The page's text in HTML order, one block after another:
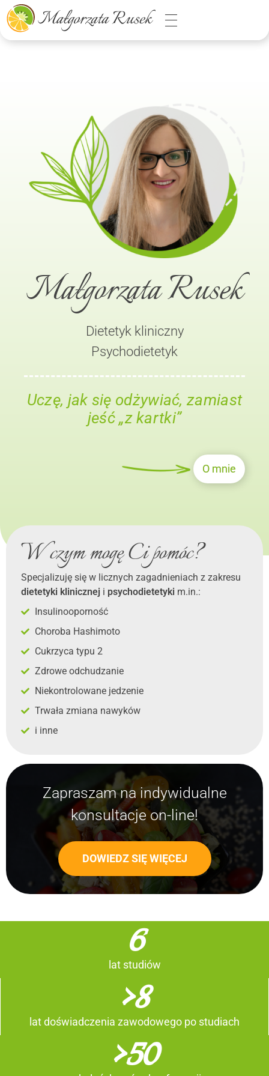
Małgorzata Rusek - dietetyk z pasją
Dietetyka kliniczna & Psychodietetyka
Małgorzata Rusek
Dietetyk kliniczny
Psychodietetyk
Uczę, jak się odżywiać, zamiast
jeść „z kartki”
O mnie
W czym mogę Ci pomóc?
Specjalizuję się w licznych zagadnieniach z zakresu
dietetyki klinicznej i psychodietetyki m.in.:
Insulinooporność
Choroba Hashimoto
Cukrzyca typu 2
Zdrowe odchudzanie
Niekontrolowane jedzenie
Trwała zmiana nawyków
i inne
Zapraszam na indywidualne
konsultacje on-line!
DOWIEDZ SIĘ WIĘCEJ
lat studiów
6
lat doświadczenia zawodowego po studiach
>8
>50